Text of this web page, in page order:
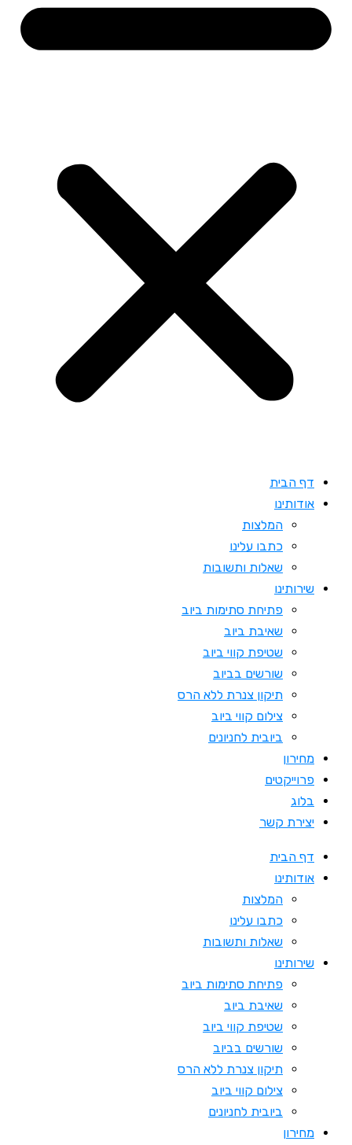
דף הבית
אודותינו
המלצות
כתבו עלינו
שאלות ותשובות
שירותינו
פתיחת סתימות ביוב
שאיבת ביוב
שטיפת קווי ביוב
שורשים בביוב
תיקון צנרת ללא הרס
צילום קווי ביוב
ביובית לחניונים
מחירון
פרוייקטים
בלוג
יצירת קשר
דף הבית
אודותינו
המלצות
כתבו עלינו
שאלות ותשובות
שירותינו
פתיחת סתימות ביוב
שאיבת ביוב
שטיפת קווי ביוב
שורשים בביוב
תיקון צנרת ללא הרס
צילום קווי ביוב
ביובית לחניונים
מחירון